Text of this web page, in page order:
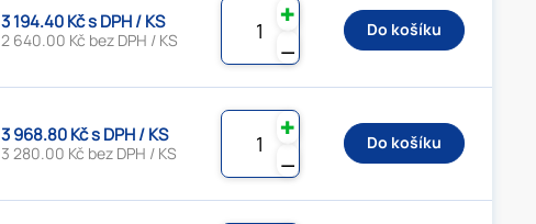
3 194.40 Kč s DPH / KS
2 640.00 Kč bez DPH / KS ⚊
✚
Do košíku
3 968.80 Kč s DPH / KS
3 280.00 Kč bez DPH / KS ⚊
✚
Do košíku